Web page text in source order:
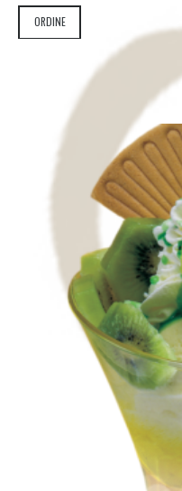
ORDINE